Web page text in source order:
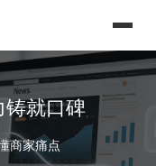
铸就口碑
商家痛点